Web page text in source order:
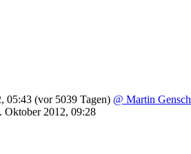
05:43 (vor 5039 Tagen) @ Martin Gensch
Oktober 2012, 09:28